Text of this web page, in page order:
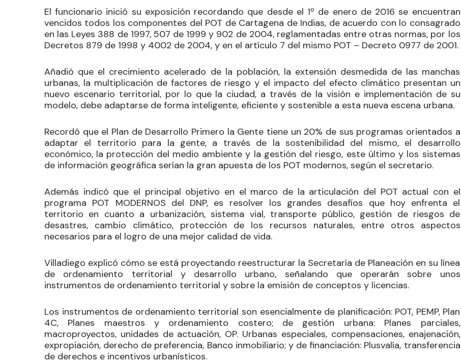
El funcionario inició su exposición recordando que desde el 1º de enero de 2016 se encuentran
vencidos todos los componentes del POT de Cartagena de Indias, de acuerdo con lo consagrado
en las Leyes 388 de 1997, 507 de 1999 y 902 de 2004, reglamentadas entre otras normas, por los
Decretos 879 de 1998 y 4002 de 2004, y en el artículo 7 del mismo POT – Decreto 0977 de 2001.
Añadió que el crecimiento acelerado de la población, la extensión desmedida de las manchas
urbanas, la multiplicación de factores de riesgo y el impacto del efecto climático presentan un
nuevo escenario territorial, por lo que la ciudad, a través de la visión e implementación de su
modelo, debe adaptarse de forma inteligente, eficiente y sostenible a esta nueva escena urbana.
Recordó que el Plan de Desarrollo Primero la Gente tiene un 20% de sus programas orientados a
adaptar el territorio para la gente, a través de la sostenibilidad del mismo, el desarrollo
económico, la protección del medio ambiente y la gestión del riesgo, este último y los sistemas
de información geográfica serían la gran apuesta de los POT modernos, según el secretario.
Además indicó que el principal objetivo en el marco de la articulación del POT actual con el
programa POT MODERNOS del DNP, es resolver los grandes desafíos que hoy enfrenta el
territorio en cuanto a urbanización, sistema vial, transporte público, gestión de riesgos de
desastres, cambio climático, protección de los recursos naturales, entre otros aspectos
necesarios para el logro de una mejor calidad de vida.
Villadiego explicó cómo se está proyectando reestructurar la Secretaría de Planeación en su línea
de ordenamiento territorial y desarrollo urbano, señalando que operarán sobre unos
instrumentos de ordenamiento territorial y sobre la emisión de conceptos y licencias.
Los instrumentos de ordenamiento territorial son esencialmente de planificación: POT, PEMP, Plan
4C, Planes maestros y ordenamiento costero; de gestión urbana: Planes parciales,
macroproyectos, unidades de actuación, OP. Urbanas especiales, compensaciones, enajenación,
expropiación, derecho de preferencia, Banco inmobiliario; y de financiación: Plusvalía, transferencia
de derechos e incentivos urbanísticos.